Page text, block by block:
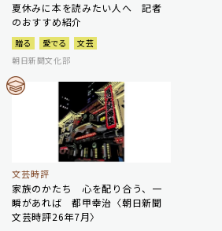
夏休みに本を読みたい人へ 記者
のおすすめ紹介
贈る 愛でる
文芸
朝日新聞文化部
文芸時評
家族のかたち 心を配り合う、一
瞬があれば 都甲幸治〈朝日新聞
文芸時評26年7月〉